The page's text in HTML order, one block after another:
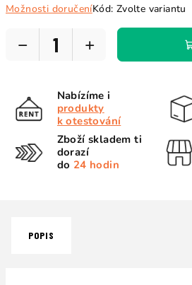
Možnosti doručeníKód: Zvolte variantu
+
−
Nabízíme i
produkty
k otestování
Zboží skladem ti
dorazí
do 24 hodin
POPIS